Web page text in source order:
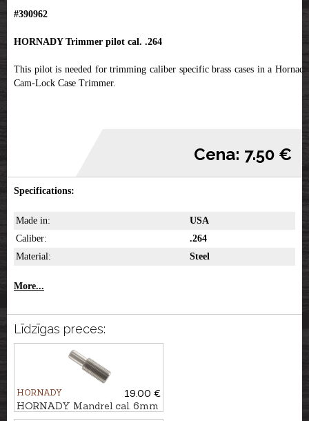
#390962
HORNADY Trimmer pilot cal. .264
This pilot is needed for trimming caliber specific brass cases in a Hornady
Cam-Lock Case Trimmer.
Cena: 7.50 €
Specifications:
Made in:
USA
Caliber:
.264
Material:
Steel
More...
Līdzīgas preces:
HORNADY
19.00 €
HORNADY Mandrel cal. 6mm